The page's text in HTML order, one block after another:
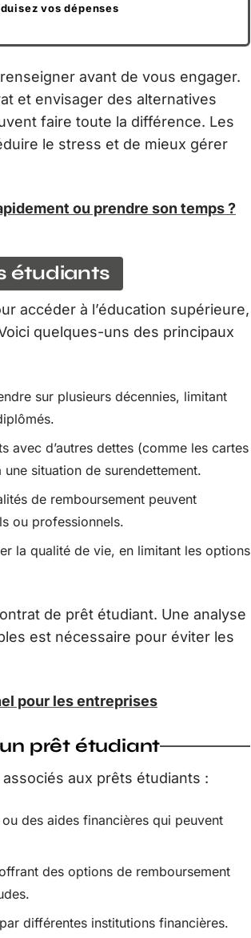
vos dépenses
avant de vous engager.
et envisager des alternatives
faire toute la différence. Les
le stress et de mieux gérer
ou prendre son temps ?
étudiants
accéder à l’éducation supérieure,
quelques-uns des principaux
sur plusieurs décennies, limitant
avec d’autres dettes (comme les cartes
situation de surendettement.
de remboursement peuvent
ou professionnels.
la qualité de vie, en limitant les options
de prêt étudiant. Une analyse
est nécessaire pour éviter les
pour les entreprises
prêt étudiant
aux prêts étudiants :
des aides financières qui peuvent
des options de remboursement
différentes institutions financières.